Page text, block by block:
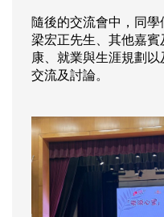
隨後的交流會中，同
梁宏正先生、其他嘉
康、就業與生涯規劃
交流及討論。